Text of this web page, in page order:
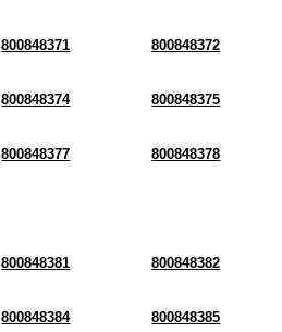
800848371 800848372
800848374 800848375
800848377 800848378
800848381 800848382
800848384 800848385